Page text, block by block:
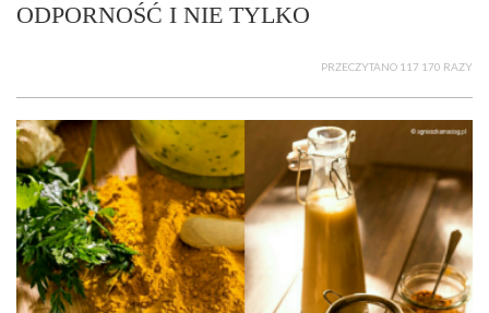
ODPORNOŚĆ I NIE TYLKO
PRZECZYTANO 117 170 RAZY